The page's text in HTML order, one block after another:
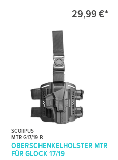
29,99 €*
SCORPUS
MTR G17/19 B
OBERSCHENKELHOLSTER MTR
FÜR GLOCK 17/19